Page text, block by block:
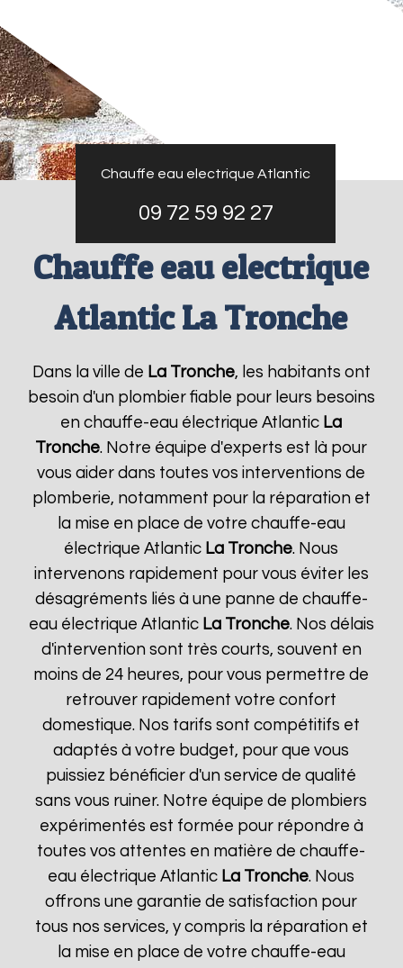
Chauffe eau electrique Atlantic
09 72 59 92 27
Chauffe eau electrique
Atlantic La Tronche
Dans la ville de La Tronche, les habitants ont
besoin d'un plombier fiable pour leurs besoins
en chauffe-eau électrique Atlantic La
Tronche. Notre équipe d'experts est là pour
vous aider dans toutes vos interventions de
plomberie, notamment pour la réparation et
la mise en place de votre chauffe-eau
électrique Atlantic La Tronche. Nous
intervenons rapidement pour vous éviter les
désagréments liés à une panne de chauffe-
eau électrique Atlantic La Tronche. Nos délais
d'intervention sont très courts, souvent en
moins de 24 heures, pour vous permettre de
retrouver rapidement votre confort
domestique. Nos tarifs sont compétitifs et
adaptés à votre budget, pour que vous
puissiez bénéficier d'un service de qualité
sans vous ruiner. Notre équipe de plombiers
expérimentés est formée pour répondre à
toutes vos attentes en matière de chauffe-
eau électrique Atlantic La Tronche. Nous
offrons une garantie de satisfaction pour
tous nos services, y compris la réparation et
la mise en place de votre chauffe-eau